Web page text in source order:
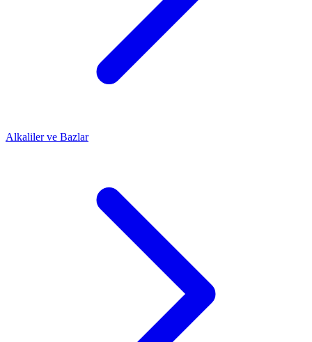
Alkaliler ve Bazlar